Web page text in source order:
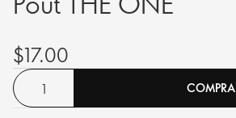
$17.00
COMPRA